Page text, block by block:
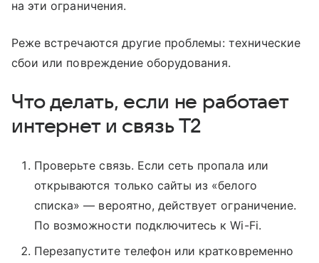
на эти ограничения.
Реже встречаются другие проблемы: технические
сбои или повреждение оборудования.
Что делать, если не работает
интернет и связь T2
Проверьте связь. Если сеть пропала или
открываются только сайты из «белого
списка» — вероятно, действует ограничение.
По возможности подключитесь к Wi-Fi.
Перезапустите телефон или кратковременно